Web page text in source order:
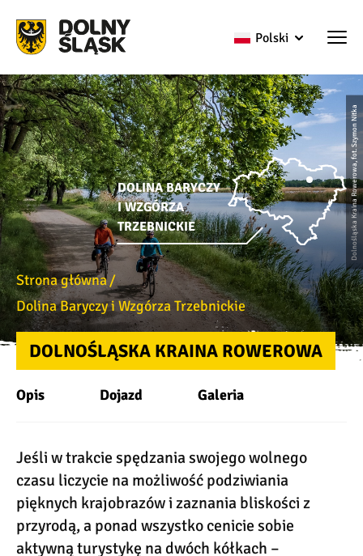
Polski
Dolnośląska Kraina Rowerowa, fot. Szymon Nitka
Strona główna
Dolina Baryczy i Wzgórza Trzebnickie
DOLNOŚLĄSKA KRAINA ROWEROWA
DOLINA BARYCZY
I WZGÓRZA
TRZEBNICKIE
Opis Dojazd Galeria
Jeśli w trakcie spędzania swojego wolnego
czasu liczycie na możliwość podziwiania
pięknych krajobrazów i zaznania bliskości z
przyrodą, a ponad wszystko cenicie sobie
aktywną turystykę na dwóch kółkach –